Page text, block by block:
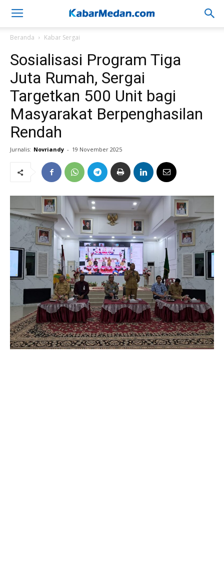
Beranda Kabar Sergai
Sosialisasi Program Tiga
Juta Rumah, Sergai
Targetkan 500 Unit bagi
Masyarakat Berpenghasilan
Rendah
Jurnalis: Novriandy - 19 November 2025